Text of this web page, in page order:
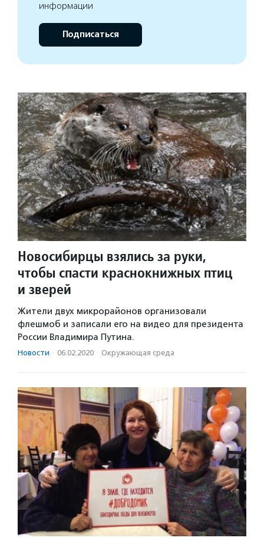
информации
Подписаться
Новосибирцы взялись за руки,
чтобы спасти краснокнижных птиц
и зверей
Жители двух микрорайонов организовали
флешмоб и записали его на видео для президента
России Владимира Путина.
Новости · 06.02.2020 · Окружающая среда